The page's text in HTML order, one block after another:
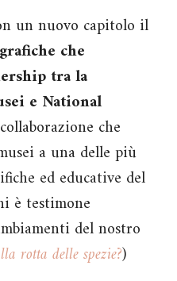
un nuovo capitolo il
che
tra la
e National
che
a una delle più
ed educative del
è testimone
del nostro
rotta delle spezie?)